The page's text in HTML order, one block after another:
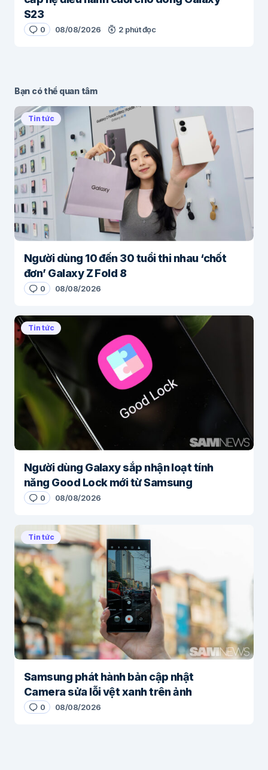
S23
0 08/08/2026 2 phút đọc
Bạn có thể quan tâm
Tin tức
Người dùng 10 đến 30 tuổi thi nhau ‘chốt
đơn’ Galaxy Z Fold 8
0 08/08/2026
Tin tức
Người dùng Galaxy sắp nhận loạt tính
năng Good Lock mới từ Samsung
0 08/08/2026
Tin tức
Samsung phát hành bản cập nhật
Camera sửa lỗi vệt xanh trên ảnh
0 08/08/2026